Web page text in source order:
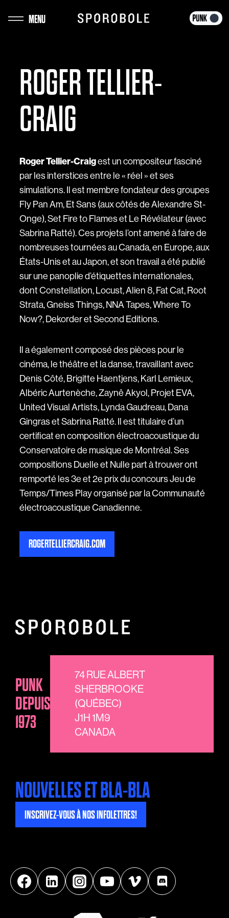
au
MENU
ROGER TELLIER-
CRAIG
Roger Tellier-Craigest un compositeur fasciné
par les interstices entre le « réel » et ses
simulations. Il est membre fondateur des groupes
Fly Pan Am, Et Sans (aux côtés de Alexandre St-
Onge), Set Fire to Flames et Le Révélateur (avec
Sabrina Ratté). Ces projets l’ont amené à faire de
nombreuses tournées au Canada, en Europe, aux
États-Unis et au Japon, et son travail a été publié
sur une panoplie d’étiquettes internationales,
dont Constellation, Locust, Alien 8, Fat Cat, Root
Strata, Gneiss Things, NNA Tapes, Where To
Now?, Dekorder et Second Editions.
Il a également composé des pièces pour le
cinéma, le théâtre et la danse, travaillant avec
Denis Côté, Brigitte Haentjens, Karl Lemieux,
Albéric Aurtenèche, Zaynê Akyol, Projet EVA,
United Visual Artists, Lynda Gaudreau, Dana
Gingras et Sabrina Ratté. Il est titulaire d’un
certificat en composition électroacoustique du
Conservatoire de musique de Montréal. Ses
compositions Duelle et Nulle part à trouver ont
remporté les 3e et 2e prix du concours Jeu de
Temps/Times Play organisé par la Communauté
électroacoustique Canadienne.
ROGERTELLIERCRAIG.COM
PUNK
DEPUIS
1973
74 RUE ALBERT
SHERBROOKE
(QUÉBEC)
J1H 1M9
CANADA
NOUVELLES ET BLA-BLA
INSCRIVEZ-VOUS À NOS INFOLETTRES!